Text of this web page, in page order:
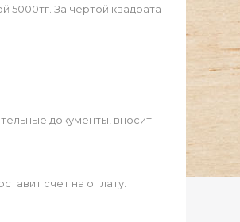
5000тг. За чертой квадрата
документы, вносит
счет на оплату.